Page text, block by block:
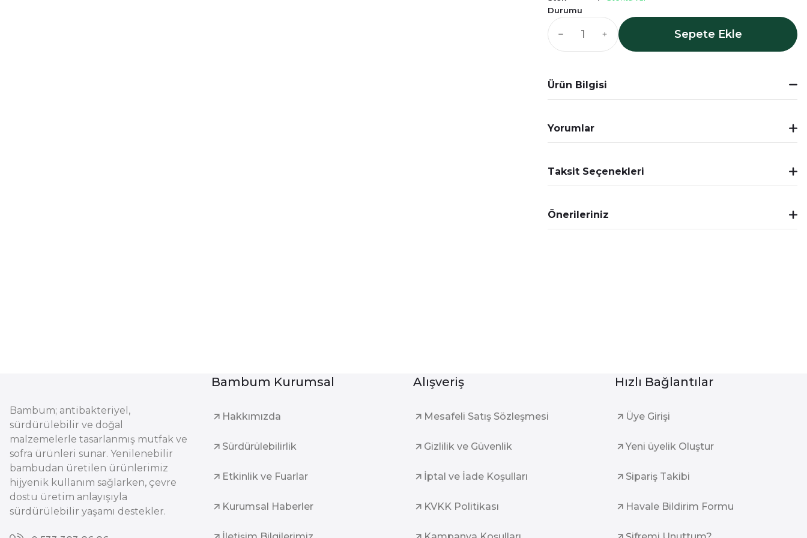
Durumu
Sepete Ekle
Ürün Bilgisi
Yorumlar
Taksit Seçenekleri
Önerileriniz
Bambum; antibakteriyel,
sürdürülebilir ve doğal
malzemelerle tasarlanmış mutfak ve
sofra ürünleri sunar. Yenilenebilir
bambudan üretilen ürünlerimiz
hijyenik kullanım sağlarken, çevre
dostu üretim anlayışıyla
sürdürülebilir yaşamı destekler.
Bambum Kurumsal
Hakkımızda
Sürdürülebilirlik
Etkinlik ve Fuarlar
Kurumsal Haberler
Alışveriş
Mesafeli Satış Sözleşmesi
Gizlilik ve Güvenlik
İptal ve İade Koşulları
KVKK Politikası
Hızlı Bağlantılar
Üye Girişi
Yeni üyelik Oluştur
Sipariş Takibi
Havale Bildirim Formu